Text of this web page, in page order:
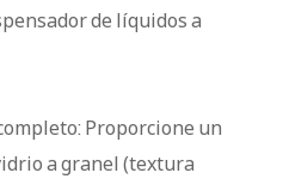
de líquidos a
Proporcione un
a granel (textura